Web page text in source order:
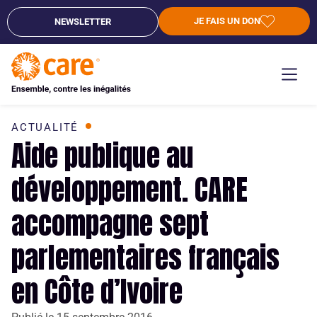
NEWSLETTER JE FAIS UN DON
ACTUALITÉ
Aide publique au
développement. CARE
accompagne sept
parlementaires français
en Côte d’Ivoire